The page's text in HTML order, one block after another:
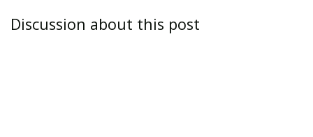
Discussion about this post